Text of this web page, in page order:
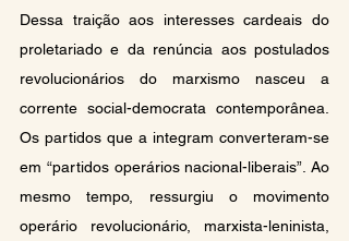
Dessa traição aos interesses cardeais do
proletariado e da renúncia aos postulados
revolucionários do marxismo nasceu a
corrente social-democrata contemporânea.
Os partidos que a integram converteram-se
em “partidos operários nacional-liberais”. Ao
mesmo tempo, ressurgiu o movimento
operário revolucionário, marxista-leninista,